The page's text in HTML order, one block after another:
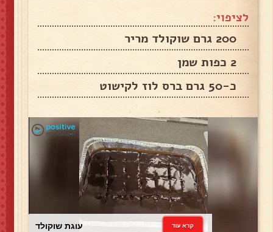
לציפוי:
200 גרם שוקולד מריר
2 כפות שמן
כ-50 גרם ברס לוז לקישוט
עוגת שוקולד קרא עוד